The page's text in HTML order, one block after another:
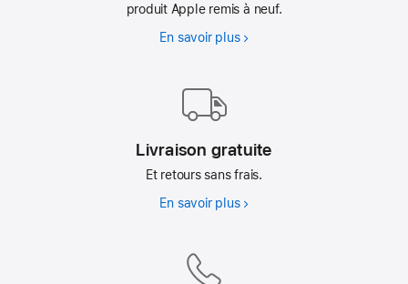
produit Apple remis à neuf.
En savoir plusAppleCare
Livraison gratuite
Et retours sans frais.
En savoir plusLivraison